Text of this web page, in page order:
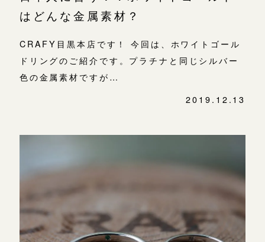
はどんな金属素材？
CRAFY目黒本店です！ 今回は、ホワイトゴール
ドリングのご紹介です。プラチナと同じシルバー
色の金属素材ですが…
2019.12.13